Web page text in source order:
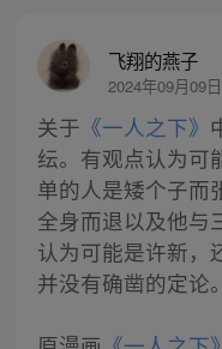
飞翔的燕子
2024年09月09
关于 《一人之下》
纭。有观点认为可
单的人是矮个子而
全身而退以及他与
认为可能是许新，
并没有确凿的定论。